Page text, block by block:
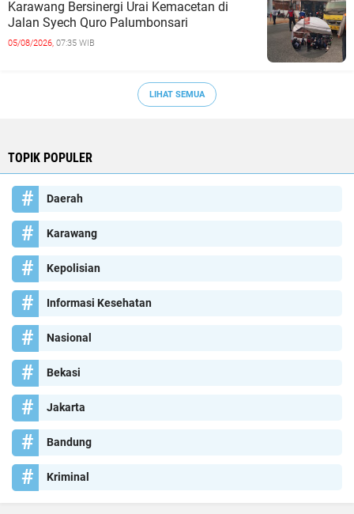
Karawang Bersinergi Urai Kemacetan di
Jalan Syech Quro Palumbonsari
05/08/2026, 07:35 WIB
LIHAT SEMUA
TOPIK POPULER
Daerah
Karawang
Kepolisian
Informasi Kesehatan
Nasional
Bekasi
Jakarta
Bandung
Kriminal